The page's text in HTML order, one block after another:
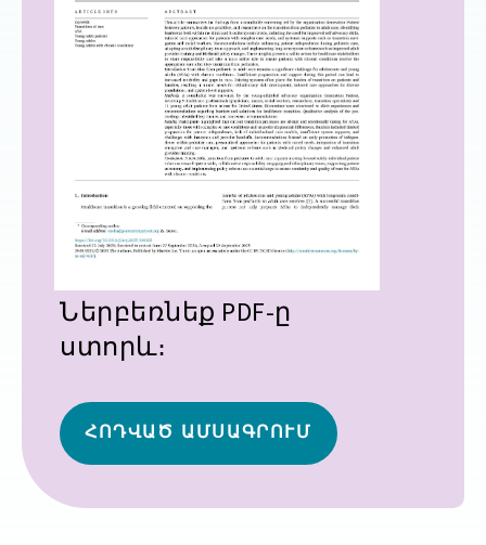
Ներբեռնեք PDF-ը
ստորև։
ՀՈԴՎԱԾ ԱՄՍԱԳՐՈՒՄ